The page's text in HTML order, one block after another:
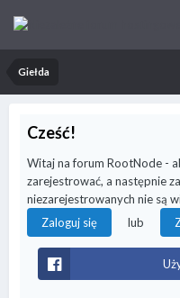
Giełda
Cześć!
Witaj na forum RootNode -
zarejestrować, a następnie
niezarejestrowanych nie są
Zaloguj się
lub